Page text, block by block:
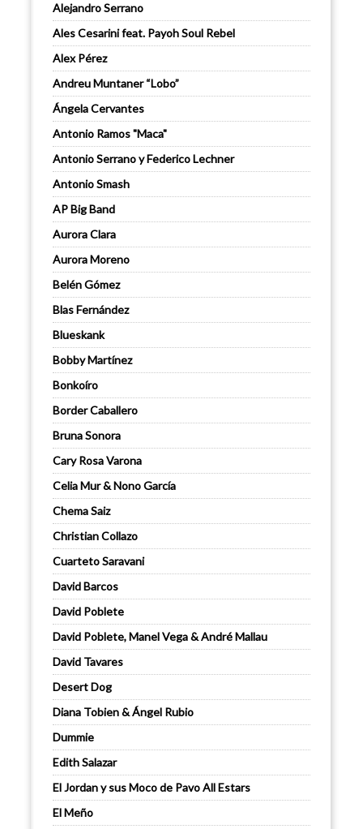
Alejandro Serrano
Ales Cesarini feat. Payoh Soul Rebel
Alex Pérez
Andreu Muntaner “Lobo”
Ángela Cervantes
Antonio Ramos "Maca"
Antonio Serrano y Federico Lechner
Antonio Smash
AP Big Band
Aurora Clara
Aurora Moreno
Belén Gómez
Blas Fernández
Blueskank
Bobby Martínez
Bonkoíro
Border Caballero
Bruna Sonora
Cary Rosa Varona
Celia Mur & Nono García
Chema Saiz
Christian Collazo
Cuarteto Saravani
David Barcos
David Poblete
David Poblete, Manel Vega & André Mallau
David Tavares
Desert Dog
Diana Tobien & Ángel Rubio
Dummie
Edith Salazar
El Jordan y sus Moco de Pavo All Estars
El Meño